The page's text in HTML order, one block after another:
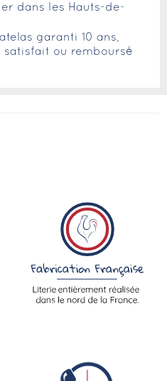
dans les Hauts-de-
garanti 10 ans,
satisfait ou remboursé